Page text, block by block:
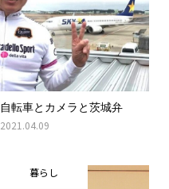
自転車とカメラと茨城弁
2021.04.09
暮らし